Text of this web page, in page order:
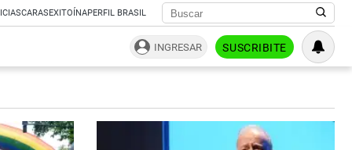
CARASEXITOÍNAPERFIL BRASIL
INGRESAR SUSCRIBITE